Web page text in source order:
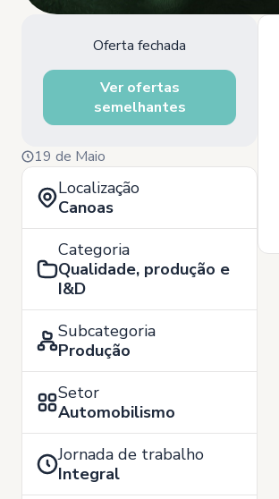
Oferta fechada
Ver ofertas
semelhantes
19 de Maio
Localização
Canoas
Categoria
Qualidade, produção e
I&D
Subcategoria
Produção
Setor
Automobilismo
Jornada de trabalho
Integral